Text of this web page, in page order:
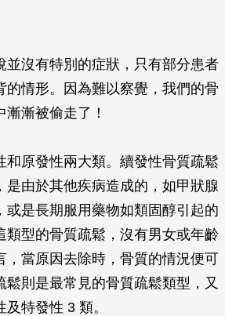
並沒有特別的症狀，只有部分患者
的情形。因為難以察覺，我們的骨
漸被偷走了！
和原發性兩大類。續發性骨質疏鬆
是由於其他疾病造成的，如甲狀腺
或是長期服用藥物如類固醇引起的
類型的骨質疏鬆，沒有男女或年齡
，當原因去除時，骨質的情況便可
鬆則是最常見的骨質疏鬆類型，又
特發性 3 類。